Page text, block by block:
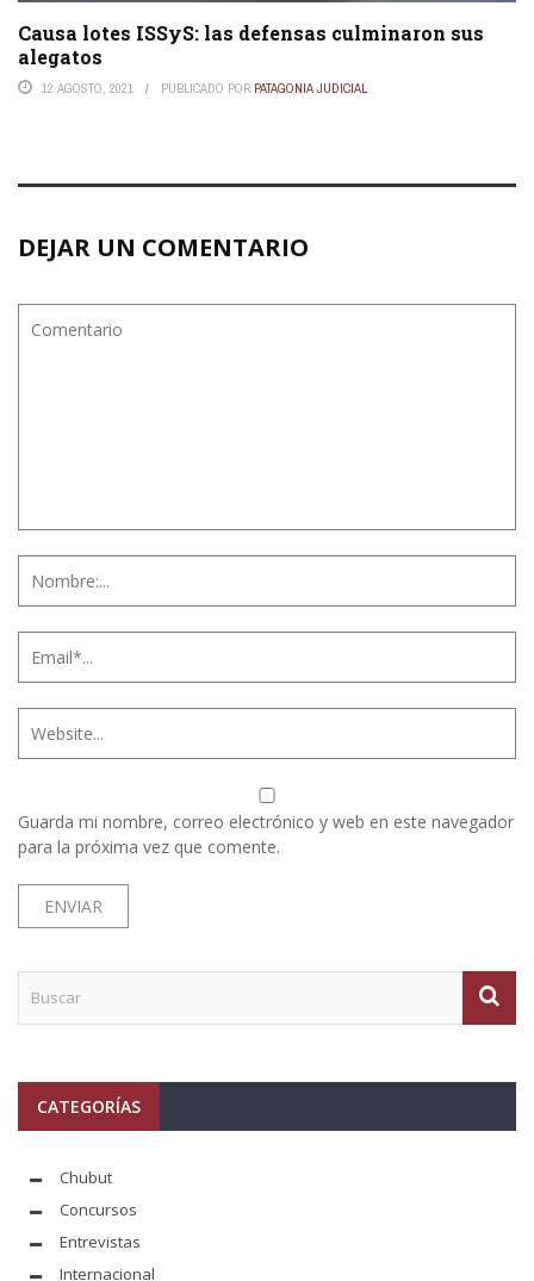
Causa lotes ISSyS: las defensas culminaron sus
alegatos
12 AGOSTO, 2021 PUBLICADO POR PATAGONIA JUDICIAL
DEJAR UN COMENTARIO
Guarda mi nombre, correo electrónico y web en este navegador
para la próxima vez que comente.
CATEGORÍAS
Chubut
Concursos
Entrevistas
Internacional